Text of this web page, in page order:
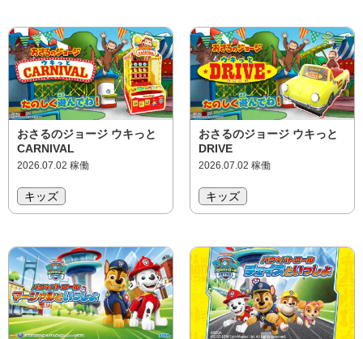
おさるのジョージ ウキっと
CARNIVAL
2026.07.02 稼働
キッズ
おさるのジョージ ウキっと
DRIVE
2026.07.02 稼働
キッズ